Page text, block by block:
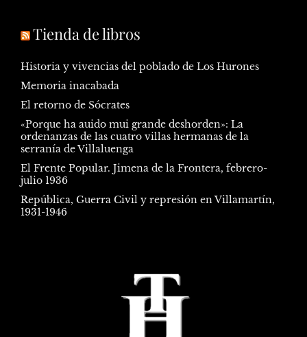
Tienda de libros
Historia y vivencias del poblado de Los Hurones
Memoria inacabada
El retorno de Sócrates
«Porque ha auido mui grande deshorden»: La
ordenanzas de las cuatro villas hermanas de la
serranía de Villaluenga
El Frente Popular. Jimena de la Frontera, febrero-
julio 1936
República, Guerra Civil y represión en Villamartín,
1931-1946